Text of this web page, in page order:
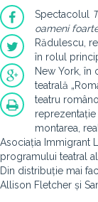
Spectacolul
oameni
Rădulescu,
în rolul
New York,
teatrală
teatru
montarea,
Asociația Immigrant
programului teatral
Din distribuție mai
Allison Fletcher și